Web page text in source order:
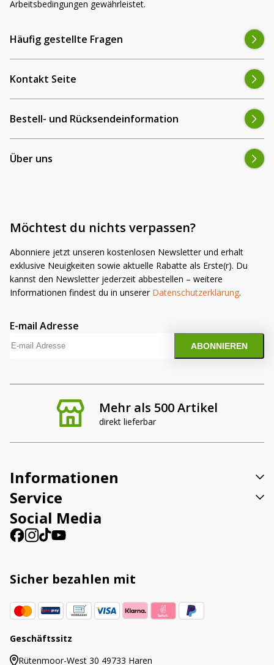
Mehr als 500 Artikel
direkt lieferbar
Arbeitsbedingungen gewährleistet.
Häufig gestellte Fragen
Kontakt Seite
Bestell- und Rücksendeinformation
Über uns
Möchtest du nichts verpassen?
Abonniere jetzt unseren kostenlosen Newsletter und erhalt
exklusive Neuigkeiten sowie aktuelle Rabatte als Erste(r). Du
kannst den Newsletter jederzeit abbestellen – weitere
Informationen findest du in unserer Datenschutzerklärung.
E-mail Adresse
Informationen
Service
Social Media
Sicher bezahlen mit
Geschäftssitz
Rütenmoor-West 30 49733 Haren